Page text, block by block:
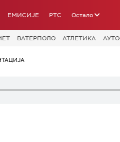
ЕМИСИЈЕ РТС Остало
ВАТЕРПОЛО АТЛЕТИКА